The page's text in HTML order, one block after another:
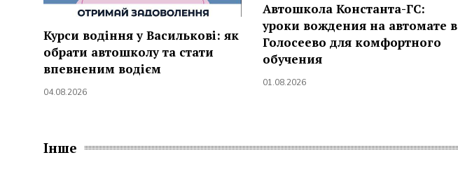
Курси водіння у Василькові: як
обрати автошколу та стати
впевненим водієм
04.08.2026
Автошкола Константа-ГС:
уроки вождения на автомате в
Голосеево для комфортного
обучения
01.08.2026
Інше